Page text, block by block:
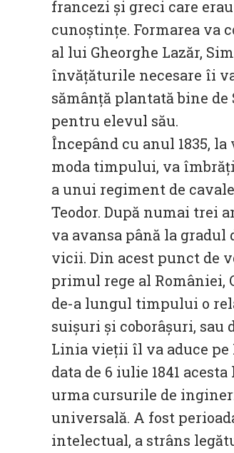
francezi și greci care
cunoștințe. Formarea va
al lui Gheorghe Lazăr,
învățăturile necesare îi
sămânță plantată bine
pentru elevul său.
Începând cu anul 1835,
moda timpului, va
a unui regiment de
Teodor. După numai trei
va avansa până la gradul
vicii. Din acest punct de
primul rege al României,
de-a lungul timpului o
suișuri și coborâșuri,
Linia vieții îl va aduce pe
data de 6 iulie 1841
urma cursurile de
universală. A fost
intelectual, a strâns